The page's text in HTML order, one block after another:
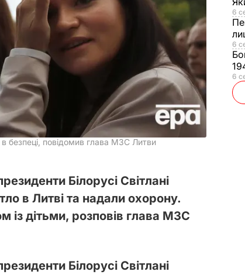
безпеці, повідомив глава МЗС Литви
Білорусі Світлані
в Литві та надали охорону.
із дітьми, розповів глава МЗС
Білорусі Світлані
6
6
6